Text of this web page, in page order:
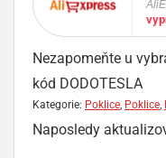
Nezapomeňte u
kód DODOTESLA
Kategorie: Poklice, Poklice,
Naposledy